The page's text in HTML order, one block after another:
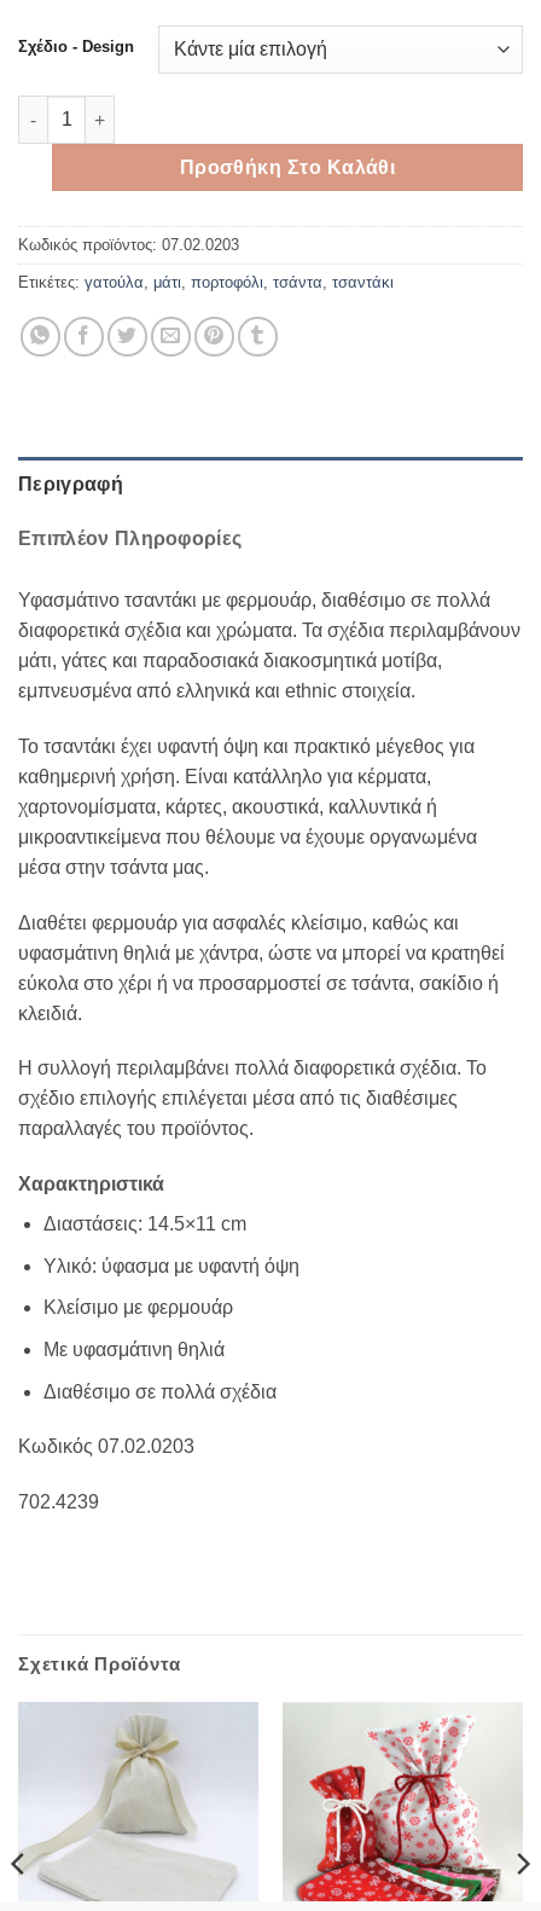
Σχέδιο - Design
Υφασμάτινο τσαντάκι με φερμουάρ 14.5×11 cm σε διάφορα
Προσθήκη Στο Καλάθι
Κωδικός προϊόντος: 07.02.0203
Ετικέτες: γατούλα, μάτι, πορτοφόλι, τσάντα, τσαντάκι
Περιγραφή
Επιπλέον Πληροφορίες
Υφασμάτινο τσαντάκι με φερμουάρ, διαθέσιμο σε πολλά
διαφορετικά σχέδια και χρώματα. Τα σχέδια περιλαμβάνουν
μάτι, γάτες και παραδοσιακά διακοσμητικά μοτίβα,
εμπνευσμένα από ελληνικά και ethnic στοιχεία.
Το τσαντάκι έχει υφαντή όψη και πρακτικό μέγεθος για
καθημερινή χρήση. Είναι κατάλληλο για κέρματα,
χαρτονομίσματα, κάρτες, ακουστικά, καλλυντικά ή
μικροαντικείμενα που θέλουμε να έχουμε οργανωμένα
μέσα στην τσάντα μας.
Διαθέτει φερμουάρ για ασφαλές κλείσιμο, καθώς και
υφασμάτινη θηλιά με χάντρα, ώστε να μπορεί να κρατηθεί
εύκολα στο χέρι ή να προσαρμοστεί σε τσάντα, σακίδιο ή
κλειδιά.
Η συλλογή περιλαμβάνει πολλά διαφορετικά σχέδια. Το
σχέδιο επιλογής επιλέγεται μέσα από τις διαθέσιμες
παραλλαγές του προϊόντος.
Χαρακτηριστικά
Διαστάσεις: 14.5×11 cm
Υλικό: ύφασμα με υφαντή όψη
Κλείσιμο με φερμουάρ
Με υφασμάτινη θηλιά
Διαθέσιμο σε πολλά σχέδια
Κωδικός 07.02.0203
702.4239
Σχετικά Προϊόντα